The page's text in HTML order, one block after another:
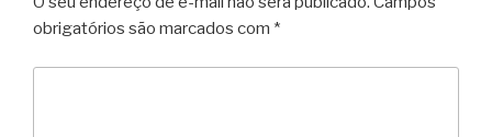
obrigatórios são marcados com *